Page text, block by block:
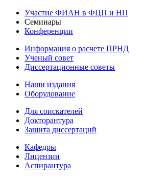
Участие ФИАН в ФЦП и НП
Семинары
Конференции
Информация о расчете ПРНД
Ученый совет
Диссертационные советы
Наши издания
Оборудование
Для соискателей
Докторантура
Защита диссертаций
Кафедры
Лицензии
Аспирантура